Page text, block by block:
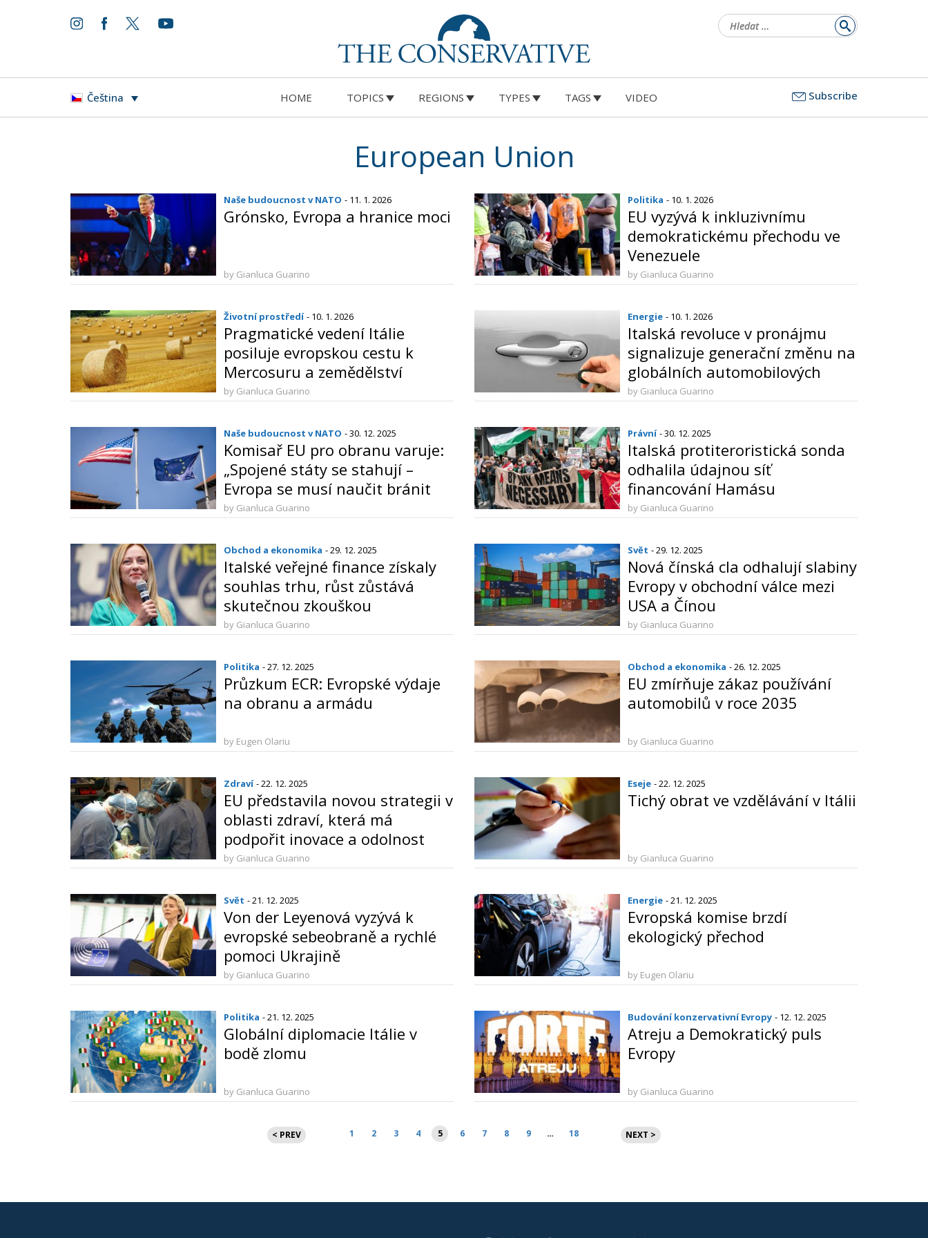
Čeština HOME TOPICS REGIONS TYPES TAGS VIDEO Subscribe
European Union
Naše budoucnost v NATO - 11. 1. 2026
Grónsko, Evropa a hranice moci
by Gianluca Guarino
Politika - 10. 1. 2026
EU vyzývá k inkluzivnímu
demokratickému přechodu ve
Venezuele
by Gianluca Guarino
Životní prostředí - 10. 1. 2026
Pragmatické vedení Itálie
posiluje evropskou cestu k
Mercosuru a zemědělství
by Gianluca Guarino
Energie - 10. 1. 2026
Italská revoluce v pronájmu
signalizuje generační změnu na
globálních automobilových
trzích
by Gianluca Guarino
Naše budoucnost v NATO - 30. 12. 2025
Komisař EU pro obranu varuje:
„Spojené státy se stahují –
Evropa se musí naučit bránit
sama“
by Gianluca Guarino
Právní - 30. 12. 2025
Italská protiteroristická sonda
odhalila údajnou síť
financování Hamásu
by Gianluca Guarino
Obchod a ekonomika - 29. 12. 2025
Italské veřejné finance získaly
souhlas trhu, růst zůstává
skutečnou zkouškou
by Gianluca Guarino
Svět - 29. 12. 2025
Nová čínská cla odhalují slabiny
Evropy v obchodní válce mezi
USA a Čínou
by Gianluca Guarino
Politika - 27. 12. 2025
Průzkum ECR: Evropské výdaje
na obranu a armádu
by Eugen Olariu
Obchod a ekonomika - 26. 12. 2025
EU zmírňuje zákaz používání
automobilů v roce 2035
by Gianluca Guarino
Zdraví - 22. 12. 2025
EU představila novou strategii v
oblasti zdraví, která má
podpořit inovace a odolnost
by Gianluca Guarino
Eseje - 22. 12. 2025
Tichý obrat ve vzdělávání v Itálii
by Gianluca Guarino
Svět - 21. 12. 2025
Von der Leyenová vyzývá k
evropské sebeobraně a rychlé
pomoci Ukrajině
by Gianluca Guarino
Energie - 21. 12. 2025
Evropská komise brzdí
ekologický přechod
by Eugen Olariu
Politika - 21. 12. 2025
Globální diplomacie Itálie v
bodě zlomu
by Gianluca Guarino
Budování konzervativní Evropy - 12. 12. 2025
Atreju a Demokratický puls
Evropy
by Gianluca Guarino
Stránkování
příspěvků
< PREV 1 2 3 4 5 6 7 8 9 … 18 NEXT >